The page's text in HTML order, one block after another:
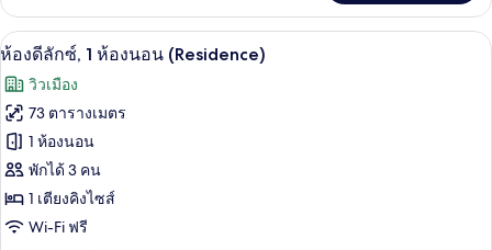
เกี่ยว
กับ
ห้อง
ห้อง
นอน
(Residence)
เปิด
ภาพถ่าย
ทั้งหมด
ของ
ห้อง
ดี
ลัก
ห้องดีลักซ์, 1 ห้องนอน (Residence) |
8
ห้องดีลักซ์, 1 ห้องนอน (Residence)
วิวเมือง
73 ตารางเมตร
1 ห้องนอน
พักได้ 3 คน
1 เตียงคิงไซส์
Wi-Fi ฟรี